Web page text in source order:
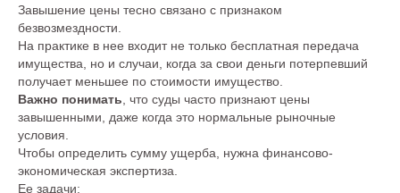
Завышение цены тесно связано с признаком
безвозмездности.
На практике в нее входит не только бесплатная передача
имущества, но и случаи, когда за свои деньги потерпевший
получает меньшее по стоимости имущество.
Важно понимать , что суды часто признают цены
завышенными, даже когда это нормальные рыночные
условия.
Чтобы определить сумму ущерба, нужна финансово-
экономическая экспертиза.
Ее задачи: